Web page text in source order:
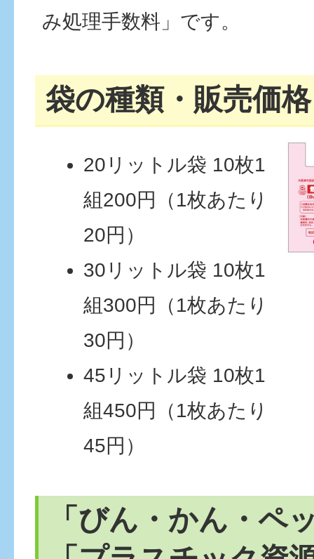
み処理手数料」です。
袋の種類・販売価格
20リットル袋 10枚1
組200円（1枚あたり
20円）
30リットル袋 10枚1
組300円（1枚あたり
30円）
45リットル袋 10枚1
組450円（1枚あたり
45円）
「びん・かん・ペ